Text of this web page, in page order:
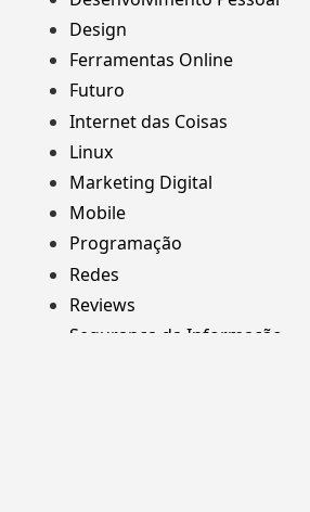
Design
Ferramentas Online
Futuro
Internet das Coisas
Linux
Marketing Digital
Mobile
Programação
Redes
Reviews
Segurança da Informação